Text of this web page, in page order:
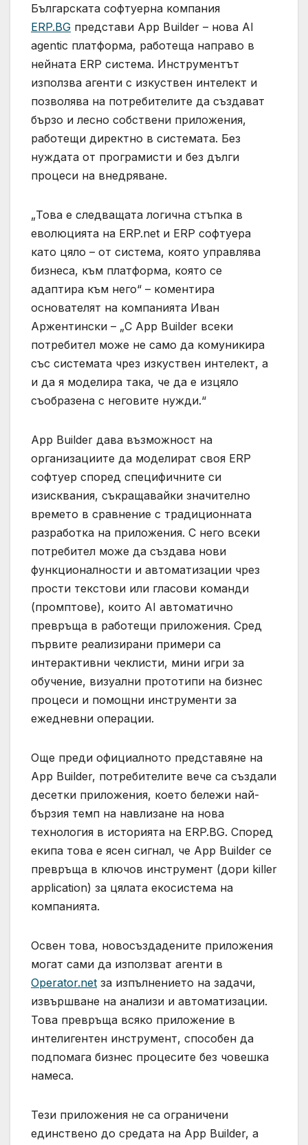
Българската софтуерна компания
ERP.BG представи App Builder – нова AI
agentic платформа, работеща направо в
нейната ERP системa. Инструментът
използва агенти с изкуствен интелект и
позволява на потребителите да създават
бързо и лесно собствени приложения,
работещи директно в системата. Без
нуждата от програмисти и без дълги
процеси на внедряване.
„Това е следващата логична стъпка в
еволюцията на ERP.net и ERP софтуера
като цяло – от система, която управлява
бизнеса, към платформа, която се
адаптира към него“ – коментира
основателят на компанията Иван
Аржентински – „С App Builder всеки
потребител може не само да комуникира
със системата чрез изкуствен интелект, а
и да я моделира така, че да е изцяло
съобразена с неговите нужди.“
App Builder дава възможност на
организациите да моделират своя ERP
софтуер според специфичните си
изисквания, съкращавайки значително
времето в сравнение с традиционната
разработка на приложения. С него всеки
потребител може да създава нови
функционалности и автоматизации чрез
прости текстови или гласови команди
(промптове), които AI автоматично
превръща в работещи приложения. Сред
първите реализирани примери са
интерактивни чеклисти, мини игри за
обучение, визуални прототипи на бизнес
процеси и помощни инструменти за
ежедневни операции.
Още преди официалното представяне на
App Builder, потребителите вече са създали
десетки приложения, което бележи най-
бързия темп на навлизане на нова
технология в историята на ERP.BG. Според
екипа това е ясен сигнал, че App Builder се
превръща в ключов инструмент (дори killer
application) за цялата екосистема на
компанията.
Освен това, новосъздадените приложения
могат сами да използват агенти в
Operator.net за изпълнението на задачи,
извършване на анализи и автоматизации.
Това превръща всяко приложение в
интелигентен инструмент, способен да
подпомага бизнес процесите без човешка
намеса.
Тези приложения не са ограничени
единствено до средата на App Builder, а